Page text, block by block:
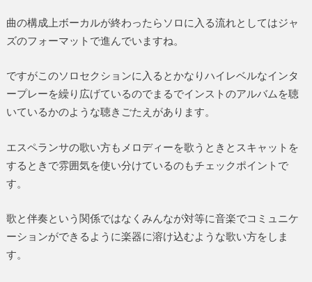
曲の構成上ボーカルが終わったらソロに入る流れとしてはジャ
ズのフォーマットで進んでいますね。
ですがこのソロセクションに入るとかなりハイレベルなインタ
ープレーを繰り広げているのでまるでインストのアルバムを聴
いているかのような聴きごたえがあります。
エスペランサの歌い方もメロディーを歌うときとスキャットを
するときで雰囲気を使い分けているのもチェックポイントで
す。
歌と伴奏という関係ではなくみんなが対等に音楽でコミュニケ
ーションができるように楽器に溶け込むような歌い方をしま
す。